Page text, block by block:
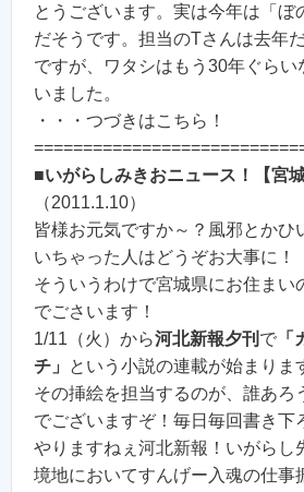
とうございます。実は今年は「ぼ
だそうです。担当のTさんは去年
ですが、ワタシはもう30年ぐらい
いました。
・・・つづきはこちら！
■いがらしみきおニュース！【宮城
（2011.1.10）
皆様お元気ですか～？風邪とかひ
いちゃった人はどうぞお大事に！
そういうわけで宮城県にお住まい
でごさいます！
1/11（火）から河北新報夕刊 で
チ」
という小説の連載が始まりま
その挿絵を担当するのが、誰あろ
でございますぞ！毎日毎回書き下
やりますねぇ河北新報！いがらし
境地においてすんげー入魂の仕事